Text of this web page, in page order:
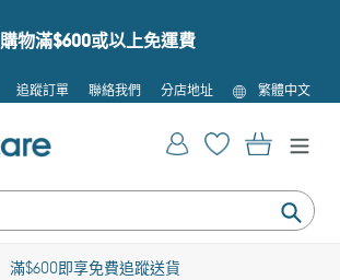
購物滿$600或以上免運費
追蹤訂單 聯絡我們 分店地址
語
言
繁體中文
提
登入 購物車
滿$600即享免費追蹤送貨